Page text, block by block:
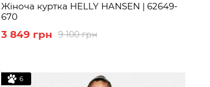
Жіноча куртка HELLY HANSEN | 62649-
670
9 100 грн
3 849 грн
6